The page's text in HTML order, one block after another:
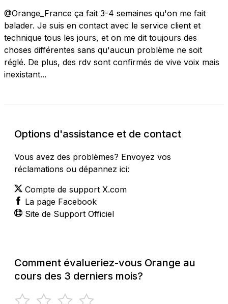
@Orange_France ça fait 3-4 semaines qu'on me fait
balader. Je suis en contact avec le service client et
technique tous les jours, et on me dit toujours des
choses différentes sans qu'aucun problème ne soit
réglé. De plus, des rdv sont confirmés de vive voix mais
inexistant...
Options d'assistance et de contact
Vous avez des problèmes? Envoyez vos
réclamations ou dépannez ici:
Compte de support X.com
La page Facebook
Site de Support Officiel
Comment évalueriez-vous Orange au
cours des 3 derniers mois?